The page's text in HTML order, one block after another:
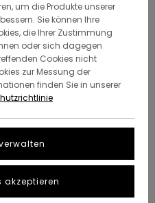
um die Produkte unserer
Sie können Ihre
die Ihrer Zustimmung
oder sich dagegen
Cookies nicht
zur Messung der
finden Sie in unserer
akzeptieren